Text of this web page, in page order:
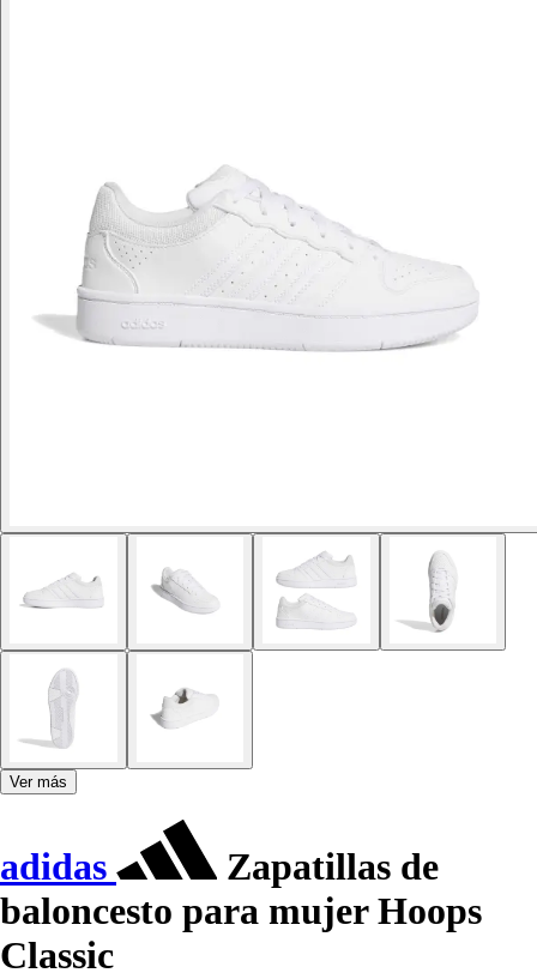
Ver más
adidas
Zapatillas de
baloncesto para mujer Hoops
Classic